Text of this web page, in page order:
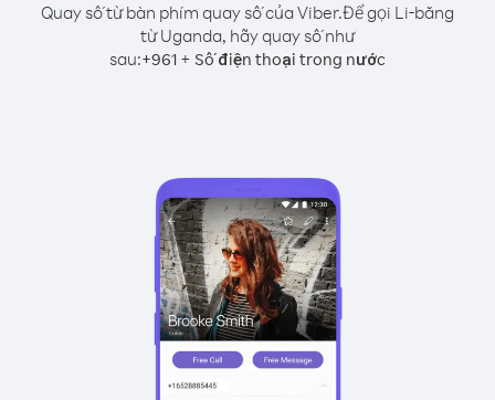
Quay số từ bàn phím quay số của Viber.Để gọi Li-băng
từ Uganda, hãy quay số như
sau:+961 + Số điện thoại trong nước